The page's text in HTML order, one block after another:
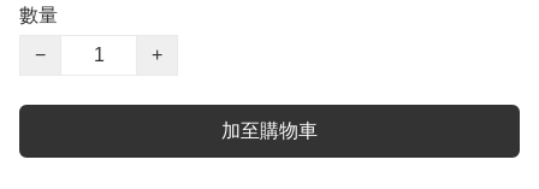
數量
−
+
加至購物車